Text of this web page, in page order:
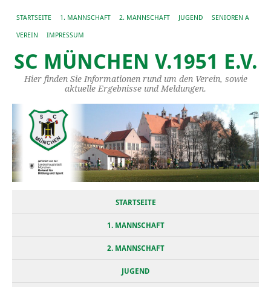
STARTSEITE 1. MANNSCHAFT 2. MANNSCHAFT JUGEND SENIOREN A
VEREIN IMPRESSUM
SC MÜNCHEN V.1951 E.V.
Hier finden Sie Informationen rund um den Verein, sowie
aktuelle Ergebnisse und Meldungen.
STARTSEITE
1. MANNSCHAFT
2. MANNSCHAFT
JUGEND